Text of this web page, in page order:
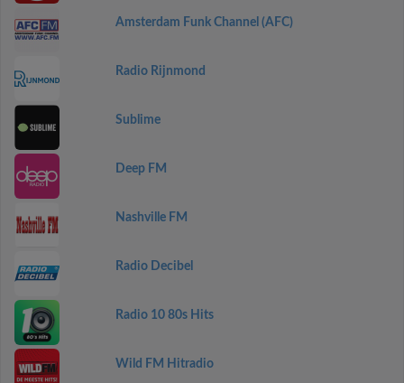
Amsterdam Funk Channel (AFC)
Radio Rijnmond
Sublime
Deep FM
Nashville FM
Radio Decibel
Radio 10 80s Hits
Wild FM Hitradio